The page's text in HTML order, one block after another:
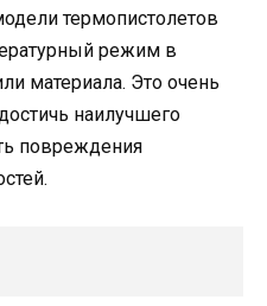
термопистолетов
режим в
материала. Это очень
наилучшего
повреждения